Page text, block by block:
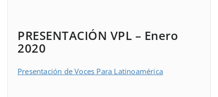
PRESENTACIÓN VPL – Enero
2020
Presentación de Voces Para Latinoamérica